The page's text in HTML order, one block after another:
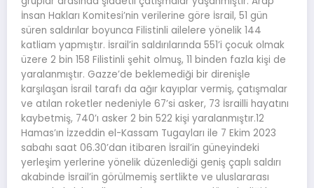
İnsan Hakları Komitesi’nin verilerine göre İsrail, 51 gün
süren saldırılar boyunca Filistinli ailelere yönelik 144
katliam yapmıştır. İsrail’in saldırılarında 551’i çocuk olmak
üzere 2 bin 158 Filistinli şehit olmuş, 11 binden fazla kişi de
yaralanmıştır. Gazze’de beklemediği bir direnişle
karşılaşan İsrail tarafı da ağır kayıplar vermiş, çatışmalar
ve atılan roketler nedeniyle 67’si asker, 73 İsrailli hayatını
kaybetmiş, 740’ı asker 2 bin 522 kişi yaralanmıştır.12
Hamas’ın İzzeddin el-Kassam Tugayları ile 7 Ekim 2023
sabahı saat 06.30’dan itibaren İsrail’in güneyindeki
yerleşim yerlerine yönelik düzenlediği geniş çaplı saldırı
akabinde İsrail’in görülmemiş sertlikte ve uluslararası